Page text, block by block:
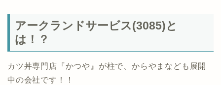
アークランドサービス(3085)と
は！？
カツ丼専門店『かつや』が柱で、からやまなども展開
中の会社です！！